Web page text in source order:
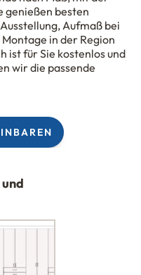
genießen besten
Aufmaß bei
in der Region
ist für Sie kostenlos und
wir die passende